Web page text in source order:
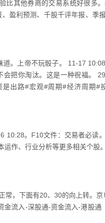
比其他券商的交易系统好很多
盈利预测、千股千评年报、季
。上帝不玩骰子。 11-17
把你淘汰。这是一种祝福。
出路#宏观#周期#经济周期#
10:28。F10文件：交易者必读
作、行业分析等更多相关个股
常，下面有20、30的向上转。
流入-深股通-资金流入-港股通